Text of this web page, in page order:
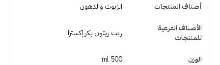
أصناف المنتجات الزيوت والدهون
الأصناف الفرعية
للمنتجات
زيت زيتون بكر إكسترا
الوزن 500 ml